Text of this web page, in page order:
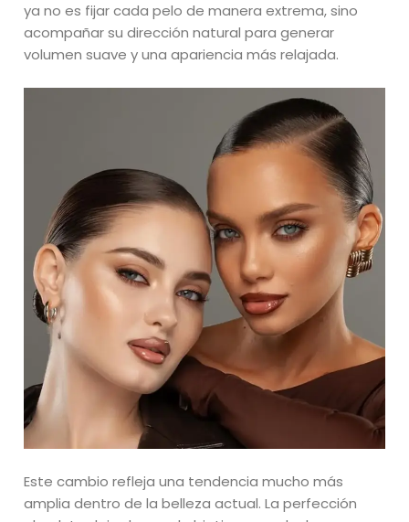
ya no es fijar cada pelo de manera extrema, sino
acompañar su dirección natural para generar
volumen suave y una apariencia más relajada.
Este cambio refleja una tendencia mucho más
amplia dentro de la belleza actual. La perfección